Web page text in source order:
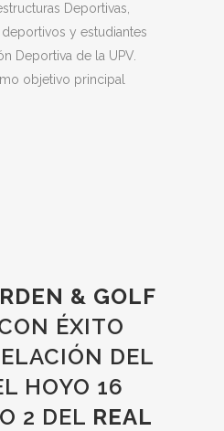
Deportivas,
y estudiantes
Deportiva de la UPV.
objetivo principal
& GOLF
ÉXITO
DEL
HOYO 16
2 DEL REAL